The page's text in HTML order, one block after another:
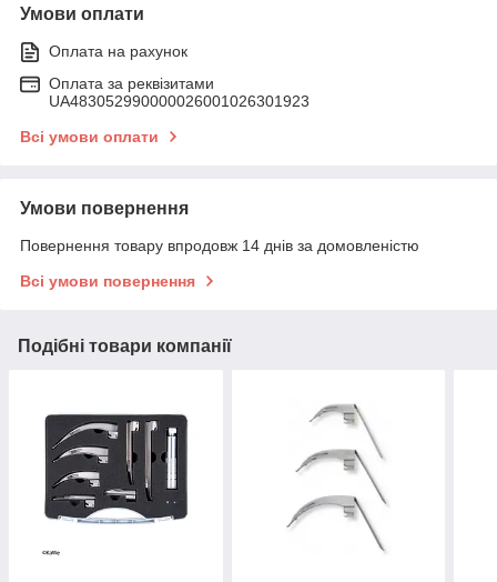
Умови оплати
Оплата на рахунок
Оплата за реквізитами
UA483052990000026001026301923
Всі умови оплати
Умови повернення
Повернення товару впродовж 14 днів за домовленістю
Всі умови повернення
Подібні товари компанії